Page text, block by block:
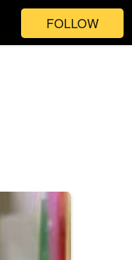
FOLLOW